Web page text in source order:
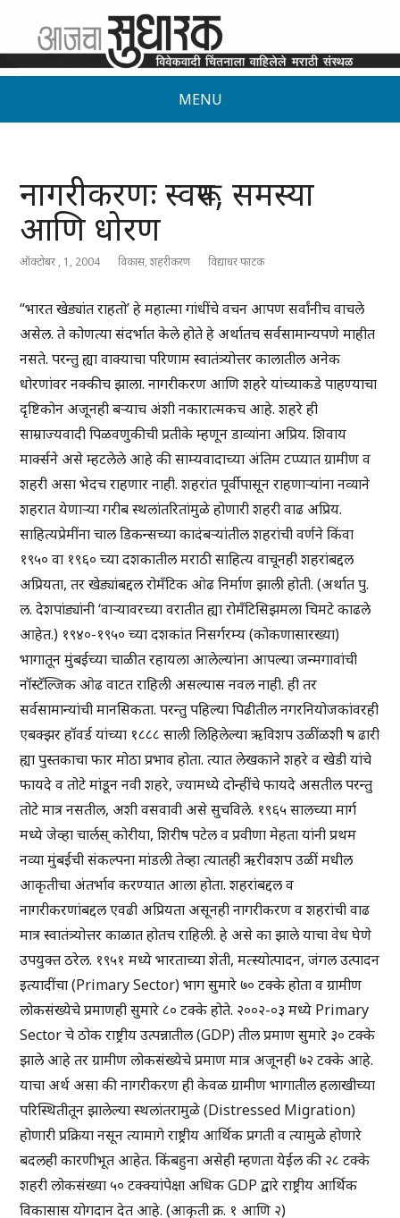
MENU
नागरीकरणः स्वरूप, समस्या
आणि धोरण
ऑक्टोबर , 1, 2004 विकास,शहरीकरण विद्याधर फाटक
“भारत खेड्यांत राहतो’ हे महात्मा गांधींचे वचन आपण सर्वांनीच वाचले
असेल. ते कोणत्या संदर्भात केले होते हे अर्थातच सर्वसामान्यपणे माहीत
नसते. परन्तु ह्या वाक्याचा परिणाम स्वातंत्र्योत्तर कालातील अनेक
धोरणांवर नक्कीच झाला. नागरीकरण आणि शहरे यांच्याकडे पाहण्याचा
दृष्टिकोन अजूनही बऱ्याच अंशी नकारात्मकच आहे. शहरे ही
साम्राज्यवादी पिळवणुकीची प्रतीके म्हणून डाव्यांना अप्रिय. शिवाय
मार्क्सने असे म्हटलेले आहे की साम्यवादाच्या अंतिम टप्प्यात ग्रामीण व
शहरी असा भेदच राहणार नाही. शहरांत पूर्वीपासून राहणाऱ्यांना नव्याने
शहरात येणाऱ्या गरीब स्थलांतरितांमुळे होणारी शहरी वाढ अप्रिय.
साहित्यप्रेमींना चाल डिकन्सच्या कादंबऱ्यांतील शहरांची वर्णने किंवा
१९५० वा १९६० च्या दशकातील मराठी साहित्य वाचूनही शहरांबद्दल
अप्रियता, तर खेड्यांबद्दल रोमँटिक ओढ निर्माण झाली होती. (अर्थात पु.
ल. देशपांड्यांनी ‘वाऱ्यावरच्या वरातीत ह्या रोमँटिसिझमला चिमटे काढले
आहेत.) १९४०-१९५० च्या दशकांत निसर्गरम्य (कोकणासारख्या)
भागातून मुंबईच्या चाळीत रहायला आलेल्यांना आपल्या जन्मगावांची
नॉस्टॅल्जिक ओढ वाटत राहिली असल्यास नवल नाही. ही तर
सर्वसामान्यांची मानसिकता. परन्तु पहिल्या पिढीतील नगरनियोजकांवरही
एबक्झर हॉवर्ड यांच्या १८८८ साली लिहिलेल्या ऋविशप उळींळशी ष ढारी
ह्या पुस्तकाचा फार मोठा प्रभाव होता. त्यात लेखकाने शहरे व खेडी यांचे
फायदे व तोटे मांडून नवी शहरे, ज्यामध्ये दोन्हींचे फायदे असतील परन्तु
तोटे मात्र नसतील, अशी वसवावी असे सुचविले. १९६५ सालच्या मार्ग
मध्ये जेव्हा चार्लस् कोरीया, शिरीष पटेल व प्रवीणा मेहता यांनी प्रथम
नव्या मुंबईची संकल्पना मांडली तेव्हा त्यातही ऋरीवशप उळीं मधील
आकृतीचा अंतर्भाव करण्यात आला होता. शहरांबद्दल व
नागरीकरणांबद्दल एवढी अप्रियता असूनही नागरीकरण व शहरांची वाढ
मात्र स्वातंत्र्योत्तर काळात होतच राहिली. हे असे का झाले याचा वेध घेणे
उपयुक्त ठरेल. १९५१ मध्ये भारताच्या शेती, मत्स्योत्पादन, जंगल उत्पादन
इत्यादींचा (Primary Sector) भाग सुमारे ७० टक्के होता व ग्रामीण
लोकसंख्येचे प्रमाणही सुमारे ८० टक्के होते. २००२-०३ मध्ये Primary
Sector चे ठोक राष्ट्रीय उत्पन्नातील (GDP) तील प्रमाण सुमारे ३० टक्के
झाले आहे तर ग्रामीण लोकसंख्येचे प्रमाण मात्र अजूनही ७२ टक्के आहे.
याचा अर्थ असा की नागरीकरण ही केवळ ग्रामीण भागातील हलाखीच्या
परिस्थितीतून झालेल्या स्थलांतरामुळे (Distressed Migration)
होणारी प्रक्रिया नसून त्यामागे राष्ट्रीय आर्थिक प्रगती व त्यामुळे होणारे
बदलही कारणीभूत आहेत. किंबहुना असेही म्हणता येईल की २८ टक्के
शहरी लोकसंख्या ५० टक्क्यांपेक्षा अधिक GDP द्वारे राष्ट्रीय आर्थिक
विकासास योगदान देत आहे. (आकृती क्र. १ आणि २)